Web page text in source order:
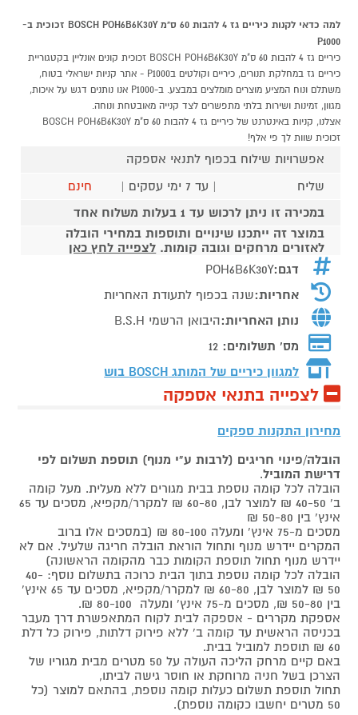
למה כדאי לקנות כיריים גז 4 להבות 60 ס"מ BOSCH POH6B6K30Y זכוכית ב-
P1000
כיריים גז 4 להבות 60 ס"מ BOSCH POH6B6K30Y זכוכית קונים אונליין בקטגוריית
כיריים גז במחלקת תנורים, כיריים וקולטים בP1000 - אתר קניות ישראלי בטוח,
משתלם ונוח המציע מוצרים מומלצים במבצע. ב-P1000 אנו נותנים דגש על איכות,
מגוון, זמינות ושירות בלתי מתפשרים לצד קנייה מאובטחת ונוחה.
אצלנו, קניות באינטרנט של כיריים גז 4 להבות 60 ס"מ BOSCH POH6B6K30Y
זכוכית שוות לך פי אלף!
אפשרויות שילוח בכפוף לתנאי אספקה
שליח
| עד 7 ימי עסקים |
חינם
במכירה זו ניתן לרכוש עד 1 בעלות משלוח אחד
במוצר זה ייתכנו שינויים ותוספות במחירי הובלה
לאזורים מרחקים וגובה קומות. לצפייה לחץ כאן
דגם:POH6B6K30Y
אחריות:שנה בכפוף לתעודת האחריות
נותן האחריות:היבואן הרשמי B.S.H
מס' תשלומים: 12
למגוון כיריים של המותג BOSCH בוש
לצפייה בתנאי אספקה
מחירון התקנות ספקים
הובלה/פינוי חריגים (לרבות ע"י מנוף) תוספת תשלום לפי
דרישת המוביל.
הובלה לכל קומה נוספת בבית מגורים ללא מעלית. מעל קומה
ב' 40-50 ₪ למוצר לבן, 60-80 ₪ למקרר/מקפיא, מסכים עד 65
אינץ' בין 50-80 ₪
מסכים מ-75 אינץ' ומעלה 80-100 ₪ (במסכים אלו ברוב
המקרים יידרש מנוף ותחול הוראת הובלה חריגה שלעיל. אם לא
יידרש מנוף תחול תוספת הקומות כבר מהקומה הראשונה)
הובלה לכל קומה נוספת בתוך הבית כרוכה בתשלום נוסף: 40-
50 ₪ למוצר לבן, 60-80 ₪ למקרר/מקפיא, מסכים עד 65 אינץ'
בין 50-80 ₪, מסכים מ-75 אינץ' ומעלה 80-100 ₪.
אספקת מקררים - אספקה לבית לקוח המתאפשרת דרך מעבר
בכניסה הראשית עד קומה ב' ללא פירוק דלתות, פירוק כל דלת
60 ₪ תוספת למוביל בבית.
באם קיים מרחק הליכה העולה על 50 מטרים מבית מגוריו של
הצרכן בשל חניה מרוחקת או חוסר גישה לביתו,
תחול תוספת תשלום כעלות קומה נוספת, בהתאם למוצר (כל
50 מטרים יחשבו כקומה נוספת).